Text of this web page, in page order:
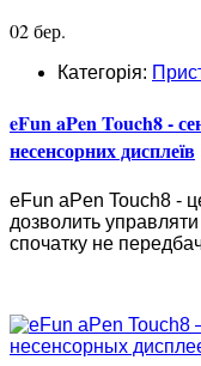
02 бер.
Категорія:
eFun aPen Touch8 -
несенсорних дисплеїв
eFun aPen Touch8 -
дозволить
спочатку не